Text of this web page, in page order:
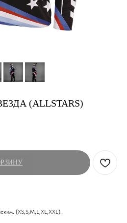
(ALLSTARS)
(XS,S,M,L,XL,XXL).